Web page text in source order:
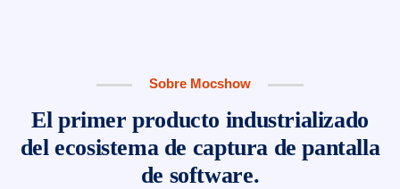
Sobre Mocshow
El primer producto industrializado
del ecosistema de captura de pantalla
de software.